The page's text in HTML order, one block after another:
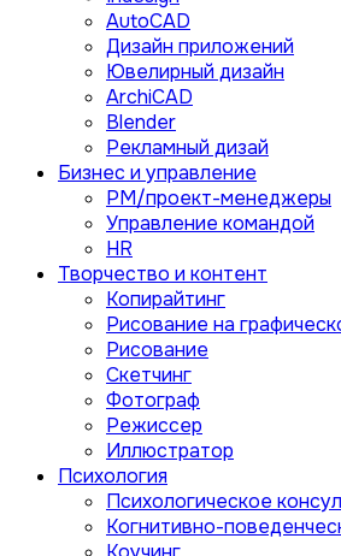
AutoCAD
Дизайн приложений
Ювелирный дизайн
ArchiCAD
Blender
Рекламный дизай
Бизнес и управление
PM/проект-менеджеры
Управление командой
HR
Творчество и контент
Копирайтинг
Рисование на
Рисование
Скетчинг
Фотограф
Режиссер
Иллюстратор
Психология
Психологическое
Когнитивно-